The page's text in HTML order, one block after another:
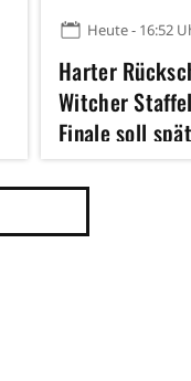
Heute - 16:52
Harter
Witcher
Finale soll
starten als